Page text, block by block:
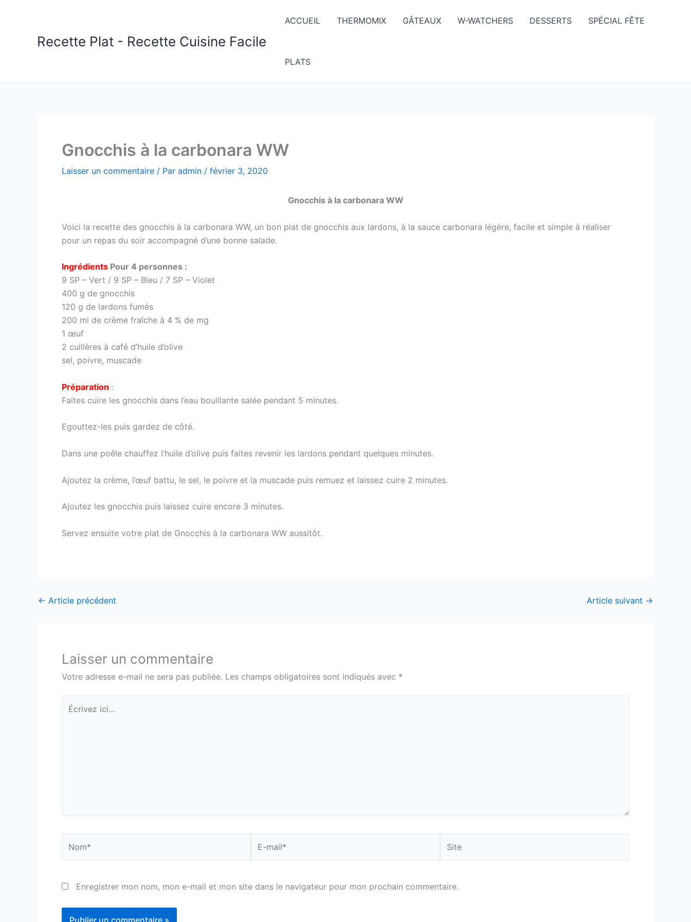
Recette Plat - Recette Cuisine Facile
ACCUEIL THERMOMIX GÂTEAUX W-WATCHERS DESSERTS SPÉCIAL FÊTE
PLATS
Gnocchis à la carbonara WW
Laisser un commentaire / Par admin / février 3, 2020
Gnocchis à la carbonara WW
Voici la recette des gnocchis à la carbonara WW, un bon plat de gnocchis aux lardons, à la sauce carbonara légère, facile et simple à réaliser
pour un repas du soir accompagné d’une bonne salade.
Ingrédients Pour 4 personnes :
9 SP – Vert / 9 SP – Bleu / 7 SP – Violet
400 g de gnocchis
120 g de lardons fumés
200 ml de crème fraîche à 4 % de mg
1 œuf
2 cuillères à café d’huile d’olive
sel, poivre, muscade
Préparation :
Faites cuire les gnocchis dans l’eau bouillante salée pendant 5 minutes.
Egouttez-les puis gardez de côté.
Dans une poêle chauffez l’huile d’olive puis faites revenir les lardons pendant quelques minutes.
Ajoutez la crème, l’œuf battu, le sel, le poivre et la muscade puis remuez et laissez cuire 2 minutes.
Ajoutez les gnocchis puis laissez cuire encore 3 minutes.
Servez ensuite votre plat de Gnocchis à la carbonara WW aussitôt.
← Article précédent Article suivant →
Laisser un commentaire
Votre adresse e-mail ne sera pas publiée. Les champs obligatoires sont indiqués avec *
Écrivez
ici…
mail*
Enregistrer mon nom, mon e-mail et mon site dans le navigateur pour mon prochain commentaire.